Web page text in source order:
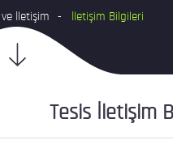
İletişim İletişim Bilgileri
Tesis İletişim